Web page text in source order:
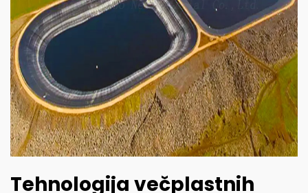
Tehnologija večplastnih